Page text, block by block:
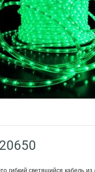
гибкий светящийся кабель из